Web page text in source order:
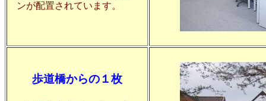
ンが配置されています。
歩道橋からの１枚